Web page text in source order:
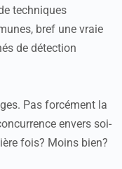
techniques
bref une vraie
de détection
Pas forcément la
envers soi-
fois? Moins bien?